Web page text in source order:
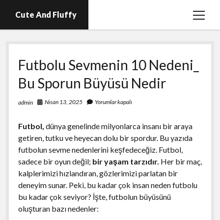
Cute And Fluffy
menüyü
En İyi Telegram Abone Hilesi Ücretsiz
Igtv Beğeni Atma Hilesi Bedava
Igtv Izlenme Arttırma Hilesi Parasız
Instagram Bot Hesap Ne Demek?
Sayfa Listesi
Futbolu Sevmenin 10 Nedeni_
Bu Sporun Büyüsü Nedir
admin Nisan 13, 2025 Yorumlar kapalı
Futbol, dünya genelinde milyonlarca insanı bir araya
getiren, tutku ve heyecan dolu bir spordur. Bu yazıda
futbolun sevme nedenlerini keşfedeceğiz. Futbol,
sadece bir oyun değil; bir yaşam tarzıdır. Her bir maç,
kalplerimizi hızlandıran, gözlerimizi parlatan bir
deneyim sunar. Peki, bu kadar çok insan neden futbolu
bu kadar çok seviyor? İşte, futbolun büyüsünü
oluşturan bazı nedenler: